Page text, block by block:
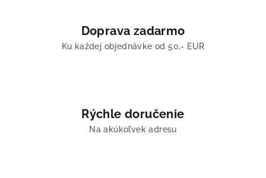
Doprava zadarmo
Ku každej objednávke od 50,- EUR
Rýchle doručenie
Na akúkoľvek adresu